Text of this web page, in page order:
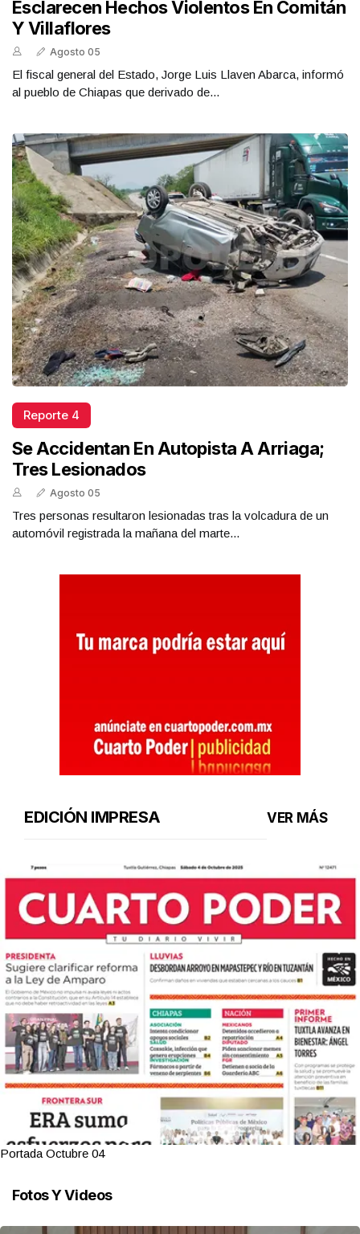
Esclarecen Hechos Violentos En Comitán
Y Villaflores
Agosto 05
El fiscal general del Estado, Jorge Luis Llaven Abarca, informó
al pueblo de Chiapas que derivado de...
Reporte 4
Se Accidentan En Autopista A Arriaga;
Tres Lesionados
Agosto 05
Tres personas resultaron lesionadas tras la volcadura de un
automóvil registrada la mañana del marte...
EDICIÓN IMPRESA VER MÁS
Portada Octubre 04
Fotos Y Videos